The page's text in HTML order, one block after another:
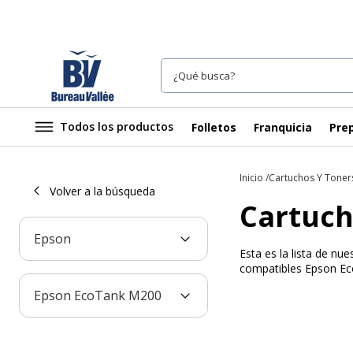
Todos los productos Folletos Franquicia
Volver a la búsqueda
Epson
Epson EcoTank M200
Inicio Cartuchos Y
Esta es la lista de
compatibles Epson